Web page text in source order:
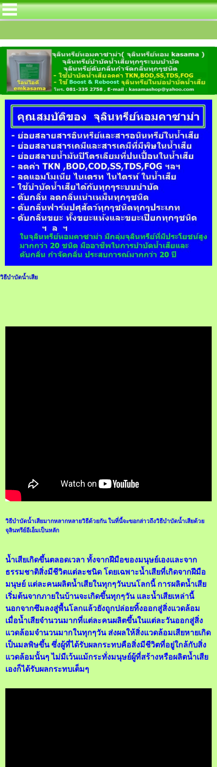
จุลินทรีย์หอมคาซาม่าได้บรรจุกลุ่มจุลินท
วิธีบำบัดน้ำเสีย
วิธีบำบัดน้ำเสียมากหลากหลายวิธีด้วยกัน ในที่นี้จะขอกล่าวถึงวิธีบำบัดน้ำเสียด้วย
จุลินทรีย์อีเอ็มเป็นหลัก
น้ำเสียเกิดขึ้นตลอดเวลา ทั้งจากฝีมือของมนุษย์เองและจาก
ธรรมชาติสิ่งมีชีวิตแต่ละชนิด โดยเฉพาะน้ำเสียที่เกิดจากฝีมือ
มนุษย์ แต่ละคนผลิตน้ำเสียในทุกๆวันบนโลกนี้ การผลิตน้ำเสีย
เริ่มต้นจากภายในบ้านจะเกิดขึ้นทุกๆวัน และน้ำเสียเหล่านี้
นอกจากซึมลงสู่พื้นโลกแล้วยังถูกปล่อยทิ้งออกสู่สิ่งแวดล้อม
เมื่อน้ำเสียจำนวนมากที่แต่ละคนผลิตขึ้นในแต่ละวันออกสู่สิ่ง
แวดล้อมจำนวนมากในทุกๆวัน ส่งผลให้สิ่งแวดล้อมเสียหายเกิด
เป็นมลพิษขึ้น ซึ่งผู้ที่ได้รับผลกระทบคือสิ่งมีชีวิตที่อยู่ใกล้กับสิ่ง
แวดล้อมนั้นๆ ไม่มีเว้นแม้กระทั่งมนุษย์ผู้ที่สร้างหรือผลิตน้ำเสีย
เองก็ได้รับผลกระทบเต็มๆ